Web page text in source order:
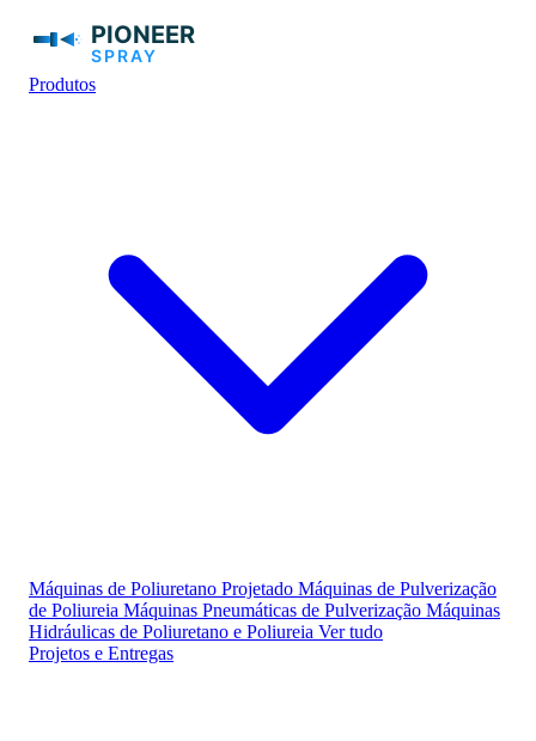
Produtos
Máquinas de Poliuretano Projetado Máquinas de Pulverização
de Poliureia Máquinas Pneumáticas de Pulverização Máquinas
Hidráulicas de Poliuretano e Poliureia Ver tudo
Projetos e Entregas